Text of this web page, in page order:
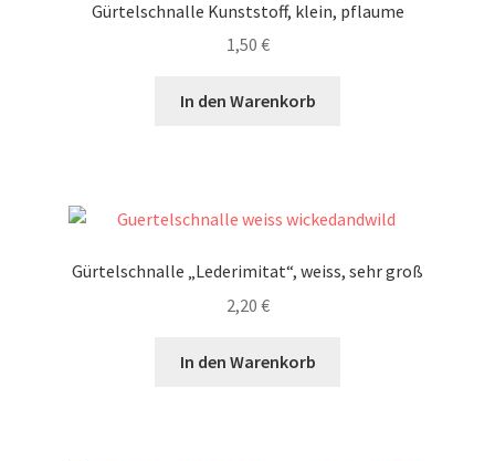
Gürtelschnalle Kunststoff, klein, pflaume
1,50 €
In den Warenkorb
Gürtelschnalle „Lederimitat“, weiss, sehr groß
2,20 €
In den Warenkorb